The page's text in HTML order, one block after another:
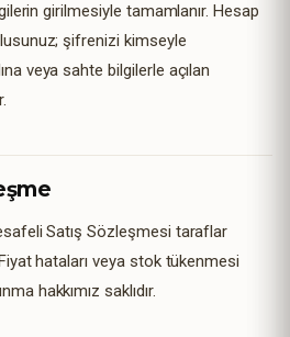
girilmesiyle tamamlanır. Hesap
şifrenizi kimseyle
veya sahte bilgilerle açılan
Satış Sözleşmesi taraflar
hataları veya stok tükenmesi
hakkımız saklıdır.